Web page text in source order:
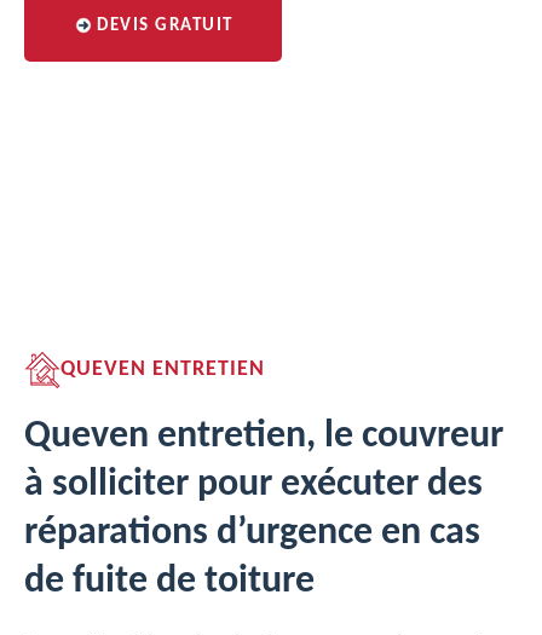
DEVIS GRATUIT
QUEVEN ENTRETIEN
Queven entretien, le couvreur
à solliciter pour exécuter des
réparations d’urgence en cas
de fuite de toiture